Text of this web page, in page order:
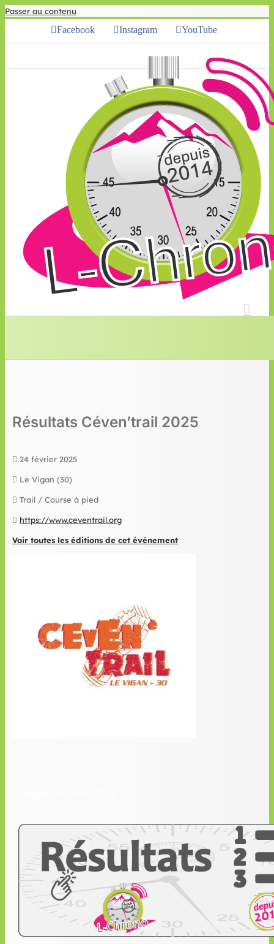
Passer au contenu
Facebook Instagram YouTube
Résultats Céven’trail 2025
24 février 2025
Le Vigan (30)
Trail / Course à pied
https://www.ceventrail.org
Voir toutes les éditions de cet événement